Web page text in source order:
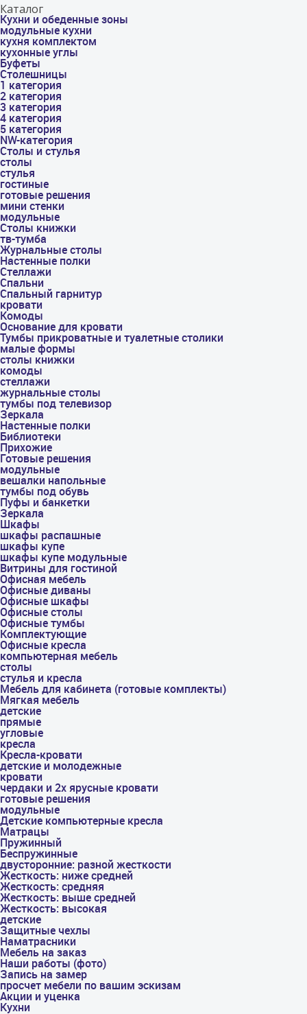
Каталог
Кухни и обеденные зоны
модульные кухни
кухня комплектом
кухонные углы
Буфеты
Столешницы
1 категория
2 категория
3 категория
4 категория
5 категория
NW-категория
Столы и стулья
столы
стулья
гостиные
готовые решения
мини стенки
модульные
Столы книжки
тв-тумба
Журнальные столы
Настенные полки
Стеллажи
Спальни
Спальный гарнитур
кровати
Комоды
Основание для кровати
Тумбы прикроватные и туалетные столики
малые формы
столы книжки
комоды
стеллажи
журнальные столы
тумбы под телевизор
Зеркала
Настенные полки
Библиотеки
Прихожие
Готовые решения
модульные
вешалки напольные
тумбы под обувь
Пуфы и банкетки
Зеркала
Шкафы
шкафы распашные
шкафы купе
шкафы купе модульные
Витрины для гостиной
Офисная мебель
Офисные диваны
Офисные шкафы
Офисные столы
Офисные тумбы
Комплектующие
Офисные кресла
компьютерная мебель
столы
стулья и кресла
Мебель для кабинета (готовые комплекты)
Мягкая мебель
детские
прямые
угловые
кресла
Кресла-кровати
детские и молодежные
кровати
чердаки и 2х ярусные кровати
готовые решения
модульные
Детские компьютерные кресла
Матрацы
Пружинный
Беспружинные
двусторонние: разной жесткости
Жесткость: ниже средней
Жесткость: средняя
Жесткость: выше средней
Жесткость: высокая
детские
Защитные чехлы
Наматрасники
Мебель на заказ
Наши работы (фото)
Запись на замер
просчет мебели по вашим эскизам
Акции и уценка
Кухни